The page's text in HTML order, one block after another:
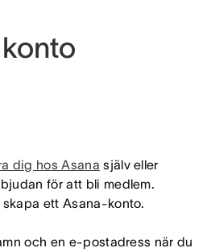
dig hos Asana själv eller
för att bli medlem.
ett Asana-konto.
och en e-postadress när du